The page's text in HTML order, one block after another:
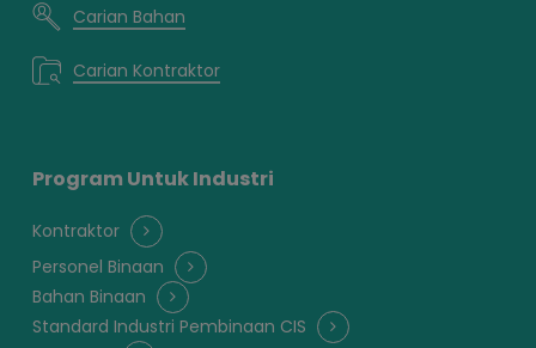
Carian Bahan
Carian Kontraktor
Program Untuk Industri
Kontraktor
Personel Binaan
Bahan Binaan
Standard Industri Pembinaan CIS